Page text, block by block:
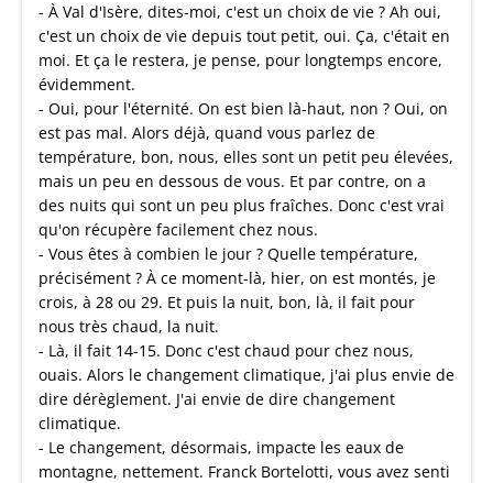
- À Val d'Isère, dites-moi, c'est un choix de vie ? Ah oui,
c'est un choix de vie depuis tout petit, oui. Ça, c'était en
moi. Et ça le restera, je pense, pour longtemps encore,
évidemment.
- Oui, pour l'éternité. On est bien là-haut, non ? Oui, on
est pas mal. Alors déjà, quand vous parlez de
température, bon, nous, elles sont un petit peu élevées,
mais un peu en dessous de vous. Et par contre, on a
des nuits qui sont un peu plus fraîches. Donc c'est vrai
qu'on récupère facilement chez nous.
- Vous êtes à combien le jour ? Quelle température,
précisément ? À ce moment-là, hier, on est montés, je
crois, à 28 ou 29. Et puis la nuit, bon, là, il fait pour
nous très chaud, la nuit.
- Là, il fait 14-15. Donc c'est chaud pour chez nous,
ouais. Alors le changement climatique, j'ai plus envie de
dire dérèglement. J'ai envie de dire changement
climatique.
- Le changement, désormais, impacte les eaux de
montagne, nettement. Franck Bortelotti, vous avez senti